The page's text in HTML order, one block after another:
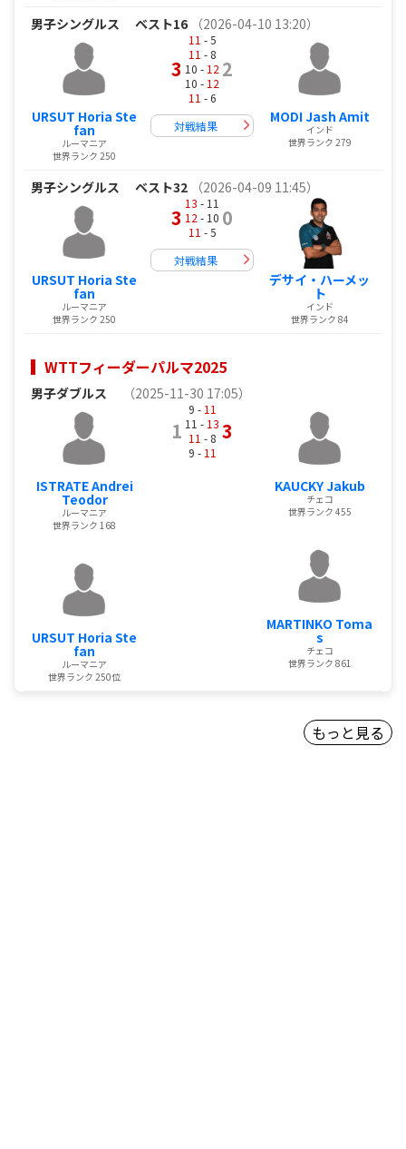
男子シングルス ベスト16 （2026-04-10 13:20）
URSUT Horia Ste
fan
ルーマニア
世界ランク 250
3
11 - 5
11 - 8
10 - 12
10 - 12
11 - 6
2
対戦結果
MODI Jash Amit
インド
世界ランク 279
男子シングルス ベスト32 （2026-04-09 11:45）
URSUT Horia Ste
fan
ルーマニア
世界ランク 250
3
13 - 11
12 - 10
11 - 5
0
対戦結果
デサイ・ハーメッ
ト
インド
世界ランク 84
WTTフィーダーパルマ2025
男子ダブルス （2025-11-30 17:05）
ISTRATE Andrei
Teodor
ルーマニア
世界ランク 168
URSUT Horia Ste
fan
ルーマニア
世界ランク 250位
1
9 - 11
11 - 13
11 - 8
9 - 11
3
KAUCKY Jakub
チェコ
世界ランク 455
MARTINKO Toma
s
チェコ
世界ランク 861
もっと見る